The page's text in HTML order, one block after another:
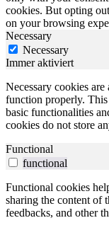
cookies. But opting
on your browsing
Necessary
Necessary
Immer aktiviert
Necessary cookies
function properly.
basic functionalities
cookies do not store
Functional
functional
Functional cookies
sharing the content of
feedbacks, and other